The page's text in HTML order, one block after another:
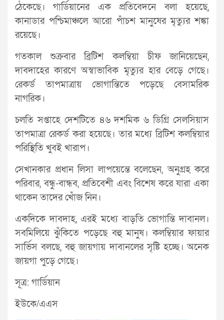
ঠেকেছে। গার্ডিয়ানের এক প্রতিবেদনে বলা হয়েছে,
কানাডার পশ্চিমাঞ্চলে আরো পাঁচশ মানুষের মৃত্যুর শঙ্কা
রয়েছে।
গতকাল শুক্রবার ব্রিটিশ কলম্বিয়া চীফ জানিয়েছেন,
দাবদাহের কারণে অস্বাভাবিক মৃত্যুর হার বেড়ে গেছে।
রেকর্ড তাপমাত্রায় ভোগান্তিতে পড়েছে বেসামরিক
নাগরিক।
চলতি সপ্তাহে দেশটিতে ৪৬ দশমিক ৬ ডিগ্রি সেলসিয়াস
তাপমাত্রা রেকর্ড করা হয়েছে। তার মধ্যে ব্রিটিশ কলম্বিয়ার
পরিস্থিতি খুবই খারাপ।
সেখানকার প্রধান লিসা লাপয়েন্তে বলেছেন, অনুগ্রহ করে
পরিবার, বন্ধু-বান্ধব, প্রতিবেশী এবং বিশেষ করে যারা একা
থাকেন তাদের খোঁজ নিন।
একদিকে দাবদাহ, এরই মধ্যে বাড়তি ভোগান্তি দাবানল।
সবমিলিয়ে ঝুঁকিতে পড়েছে বহু মানুষ। কলম্বিয়ার ফায়ার
সার্ভিস বলছে, বহু জায়গায় দাবানলের সৃষ্টি হচ্ছে। অনেক
জায়গা পুড়ে গেছে।
সূত্র: গার্ডিয়ান
ইউকে/এএস